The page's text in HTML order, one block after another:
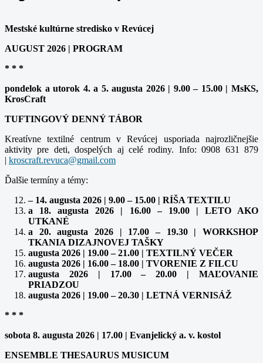
Mestské kultúrne stredisko v Revúcej
AUGUST 2026 | PROGRAM
* * *
pondelok a utorok 4. a 5. augusta 2026 | 9.00 – 15.00 | MsKS,
KrosCraft
TUFTINGOVÝ DENNÝ TÁBOR
Kreatívne textilné centrum v Revúcej usporiada najrozličnejšie
aktivity pre deti, dospelých aj celé rodiny. Info: 0908 631 879
|
Ďalšie termíny a témy:
– 14. augusta 2026 | 9.00 – 15.00 | RÍŠA TEXTILU
a 18. augusta 2026 | 16.00 – 19.00 | LETO AKO
UTKANÉ
a 20. augusta 2026 | 17.00 – 19.30 | WORKSHOP
TKANIA DIZAJNOVEJ TAŠKY
augusta 2026 | 19.00 – 21.00 | TEXTILNÝ VEČER
augusta 2026 | 16.00 – 18.00 | TVORENIE Z FILCU
augusta 2026 | 17.00 – 20.00 | MAĽOVANIE
PRIADZOU
augusta 2026 | 19.00 – 20.30 | LETNÁ VERNISÁŽ
* * *
sobota 8. augusta 2026 | 17.00 | Evanjelický a. v. kostol
ENSEMBLE THESAURUS MUSICUM